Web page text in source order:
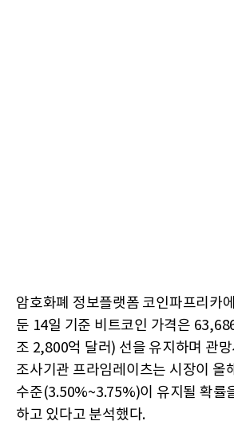
암호화폐 정보플랫폼 코인파프리카
둔 14일 기준 비트코인 가격은
조 2,800억 달러) 선을 유지하며 관
조사기관 프라임레이츠는 시장이 올
수준(3.50%~3.75%)이 유지될 확률
하고 있다고 분석했다.